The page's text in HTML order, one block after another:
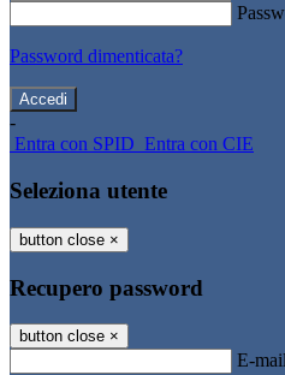
Password dimenticata?
-
Entra con SPID Entra con CIE
Seleziona utente
button close ×
Recupero password
button close ×
E-mail